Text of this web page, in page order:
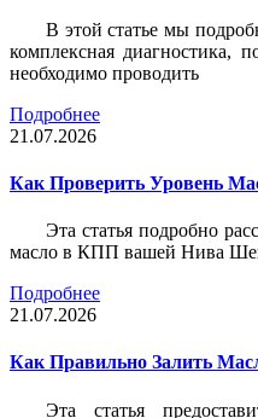
В этой статье мы
комплексная диагностика,
необходимо проводить
Подробнее
21.07.2026
Как Проверить Уровень
Эта статья подробно
масло в КПП вашей Нива
Подробнее
21.07.2026
Как Правильно Залить
Эта статья